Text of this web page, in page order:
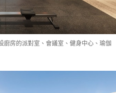
房的派對室、會議室、健身中心、瑜伽